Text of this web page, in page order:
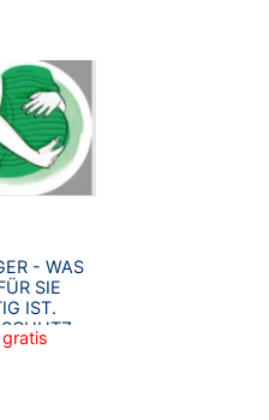
- WAS
SIE
IST.
gratis